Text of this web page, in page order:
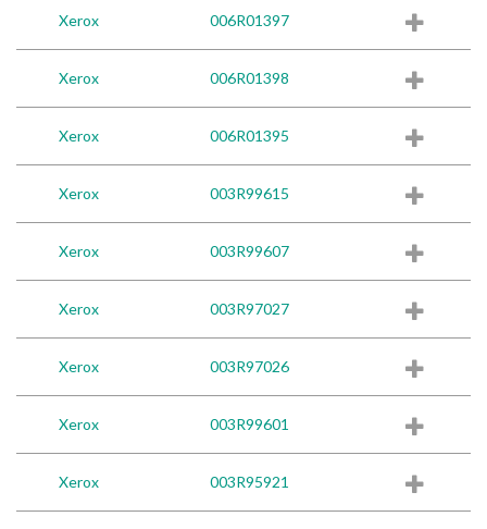
Xerox 006R01397
Xerox 006R01398
Xerox 006R01395
Xerox 003R99615
Xerox 003R99607
Xerox 003R97027
Xerox 003R97026
Xerox 003R99601
Xerox 003R95921